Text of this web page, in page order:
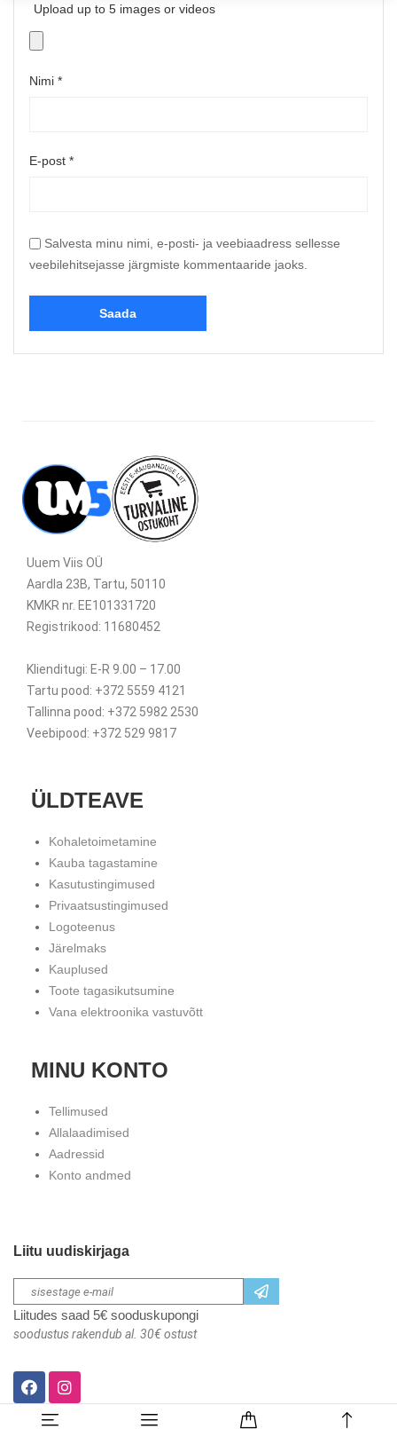
Upload up to 5 images or videos
Nimi *
E-post *
Salvesta minu nimi, e-posti- ja veebiaadress sellesse
veebilehitsejasse järgmiste kommentaaride jaoks.
Uuem Viis OÜ
Aardla 23B, Tartu, 50110
KMKR nr. EE101331720
Registrikood: 11680452
Klienditugi: E-R 9.00 – 17.00
Tartu pood: +372 5559 4121
Tallinna pood: +372 5982 2530
Veebipood: +372 529 9817
ÜLDTEAVE
Kohaletoimetamine
Kauba tagastamine
Kasutustingimused
Privaatsustingimused
Logoteenus
Järelmaks
Kauplused
Toote tagasikutsumine
Vana elektroonika vastuvõtt
MINU KONTO
Tellimused
Allalaadimised
Aadressid
Konto andmed
Liitu uudiskirjaga
Liitudes saad 5€ sooduskupongi
soodustus rakendub al. 30€ ostust